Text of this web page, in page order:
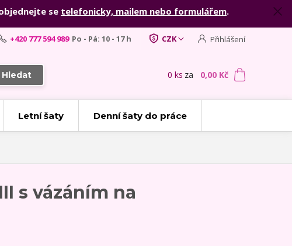
se telefonicky, mailem nebo formulářem.
CZK Přihlášení
Hledat
+420 777 594 989 Po - Pá: 10 - 17 h
0 ks za 0,00 Kč
Letní šaty Denní šaty do práce
s vázáním na